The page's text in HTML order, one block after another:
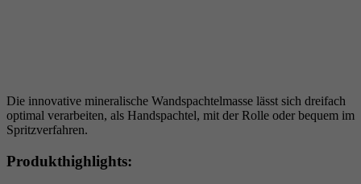
Die innovative mineralische Wandspachtelmasse lässt sich dreifach
optimal verarbeiten, als Handspachtel, mit der Rolle oder bequem im
Spritzverfahren.
Produkthighlights: